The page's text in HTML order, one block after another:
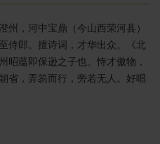
州，河中宝鼎（今山西荣河县）
侍郎。擅诗词，才华出众。《北
昭蕴即保逊之子也。恃才傲物，
省，弄笏而行，旁若无人。好唱